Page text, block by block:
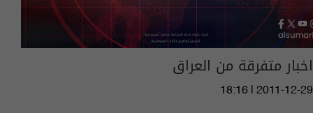
اخبار متفرقة من العراق
18:16 | 2011-12-29